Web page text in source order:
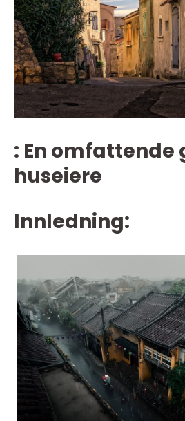
: En omfattende
huseiere
Innledning: